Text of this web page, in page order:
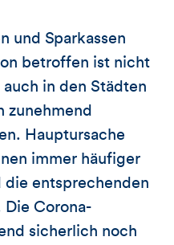
und Sparkassen
betroffen ist nicht
in den Städten
zunehmend
Hauptursache
immer häufiger
die entsprechenden
Die Corona-
sicherlich noch